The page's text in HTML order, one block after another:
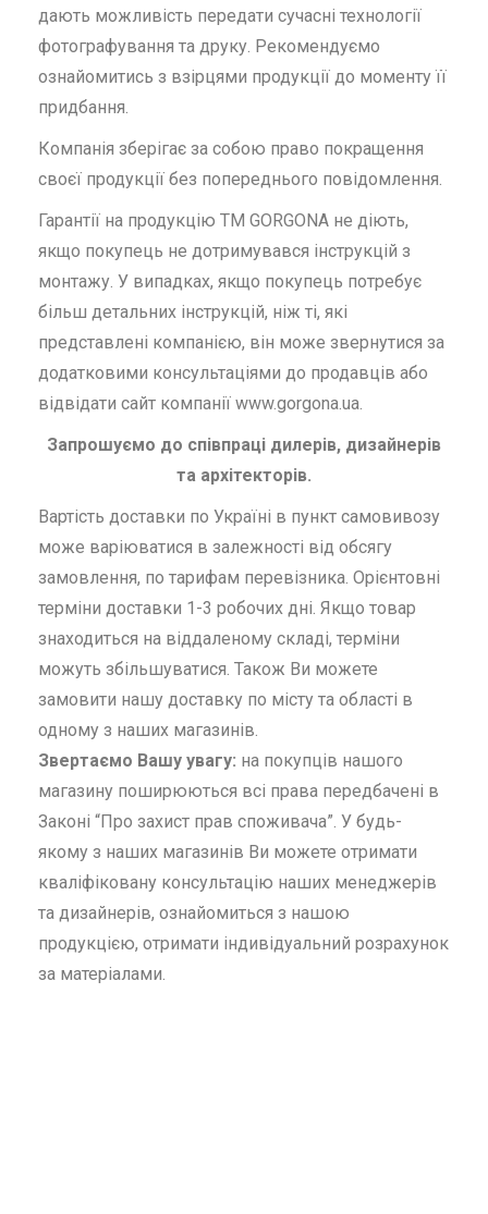
дають можливість передати сучасні технології
фотографування та друку. Рекомендуємо
ознайомитись з взірцями продукції до моменту її
придбання.
Компанія зберігає за собою право покращення
своєї продукції без попереднього повідомлення.
Гарантії на продукцію ТМ GORGONA не діють,
якщо покупець не дотримувався інструкцій з
монтажу. У випадках, якщо покупець потребує
більш детальних інструкцій, ніж ті, які
представлені компанією, він може звернутися за
додатковими консультаціями до продавців або
відвідати сайт компанії www.gorgona.ua.
Запрошуємо до співпраці дилерів, дизайнерів
та архітекторів.
Вартість доставки по Україні в пункт самовивозу
може варіюватися в залежності від обсягу
замовлення, по тарифам перевізника. Орієнтовні
терміни доставки 1-3 робочих дні. Якщо товар
знаходиться на віддаленому складі, терміни
можуть збільшуватися. Також Ви можете
замовити нашу доставку по місту та області в
одному з наших магазинів.
Звертаємо Вашу увагу: на покупців нашого
магазину поширюються всі права передбачені в
Законі “Про захист прав споживача”. У будь-
якому з наших магазинів Ви можете отримати
кваліфіковану консультацію наших менеджерів
та дизайнерів, ознайомиться з нашою
продукцією, отримати індивідуальний розрахунок
за матеріалами.